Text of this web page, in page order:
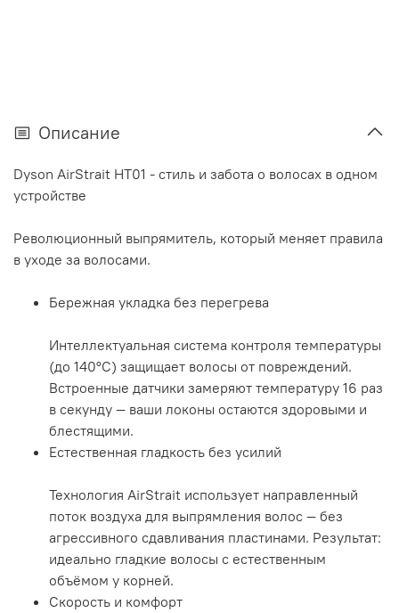
Описание
Dyson AirStrait HT01 - стиль и забота о волосах в одном
устройстве
Революционный выпрямитель, который меняет правила
в уходе за волосами.
Бережная укладка без перегрева
Интеллектуальная система контроля температуры
(до 140°C) защищает волосы от повреждений.
Встроенные датчики замеряют температуру 16 раз
в секунду — ваши локоны остаются здоровыми и
блестящими.
Естественная гладкость без усилий
Технология AirStrait использует направленный
поток воздуха для выпрямления волос — без
агрессивного сдавливания пластинами. Результат:
идеально гладкие волосы с естественным
объёмом у корней.
Скорость и комфорт